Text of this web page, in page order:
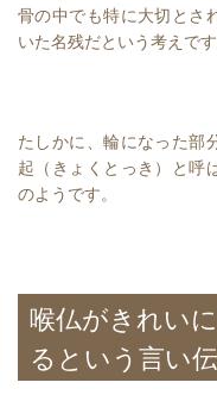
骨の中でも特に大切とさ
いた名残だという考えです
たしかに、輪になった部
起（きょくとっき）と呼
のようです。
喉仏がきれい
るという言い